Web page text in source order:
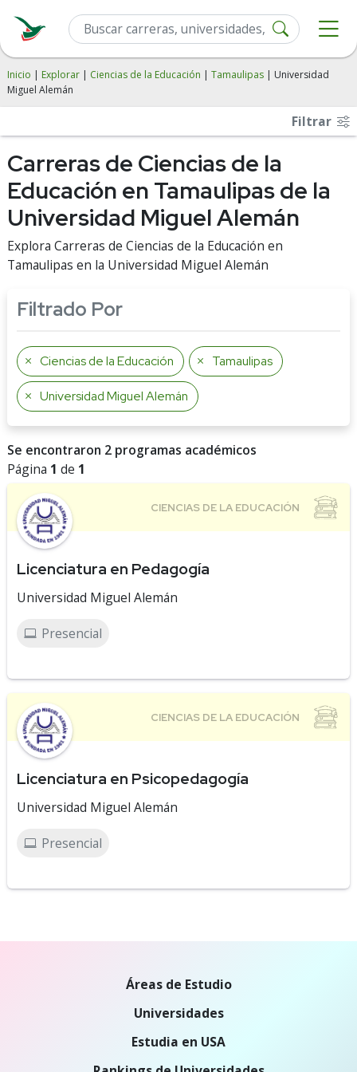
Inicio | Explorar | Ciencias de la Educación | Tamaulipas | Universidad
Miguel Alemán
Filtrar
Carreras de Ciencias de la
Educación en Tamaulipas de la
Universidad Miguel Alemán
Explora Carreras de Ciencias de la Educación en
Tamaulipas en la Universidad Miguel Alemán
Filtrado Por
Ciencias de la Educación Tamaulipas
Universidad Miguel Alemán
Se encontraron 2 programas académicos
Página 1 de 1
Licenciatura en Pedagogía
Universidad Miguel Alemán
Presencial
Licenciatura en Psicopedagogía
Universidad Miguel Alemán
Presencial
Áreas de Estudio
Universidades
Estudia en USA